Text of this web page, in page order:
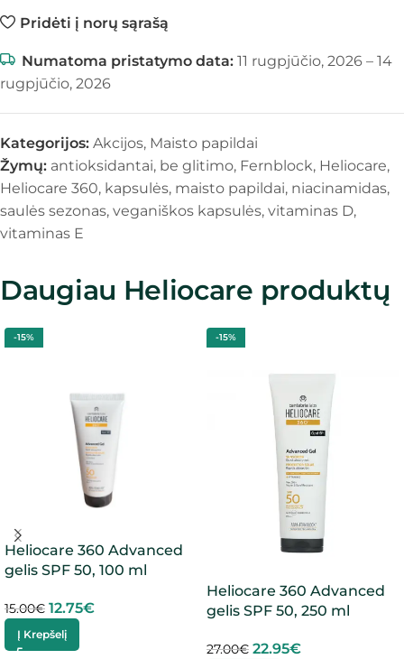
Pridėti į norų sąrašą
Numatoma pristatymo data: 11 rugpjūčio, 2026 – 14
rugpjūčio, 2026
Kategorijos: Akcijos, Maisto papildai
Žymų: antioksidantai, be glitimo, Fernblock, Heliocare,
Heliocare 360, kapsulės, maisto papildai, niacinamidas,
saulės sezonas, veganiškos kapsulės, vitaminas D,
vitaminas E
Daugiau Heliocare produktų
-15%
Heliocare 360 Advanced
gelis SPF 50, 100 ml
15.00€ 12.75€
Į Krepšelį
-15%
Heliocare 360 Advanced
gelis SPF 50, 250 ml
27.00€ 22.95€